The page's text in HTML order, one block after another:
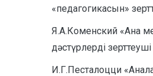
«педагогикасын»
Я.А.Коменский «Ана
дәстүрлерді
И.Г.Песталоцци